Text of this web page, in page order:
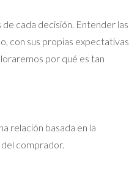
cada decisión. Entender las
con sus propias expectativas
por qué es tan
relación basada en la
comprador.